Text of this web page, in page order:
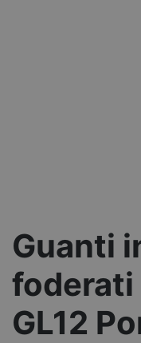
Guanti
foderati
GL12